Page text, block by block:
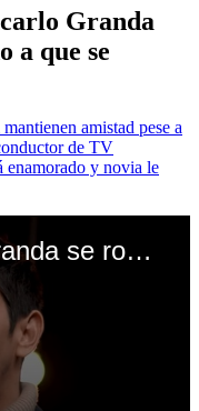
Granda
a que se
amistad pese a
de TV
enamorado y novia le
TROME | Giancarlo Granda se rompe un hueso (TikTok)